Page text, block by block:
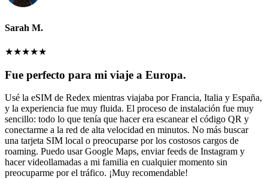
Sarah M.
★★★★★
Fue perfecto para mi viaje a Europa.
Usé la eSIM de Redex mientras viajaba por Francia, Italia y España,
y la experiencia fue muy fluida. El proceso de instalación fue muy
sencillo: todo lo que tenía que hacer era escanear el código QR y
conectarme a la red de alta velocidad en minutos. No más buscar
una tarjeta SIM local o preocuparse por los costosos cargos de
roaming. Puedo usar Google Maps, enviar feeds de Instagram y
hacer videollamadas a mi familia en cualquier momento sin
preocuparme por el tráfico. ¡Muy recomendable!